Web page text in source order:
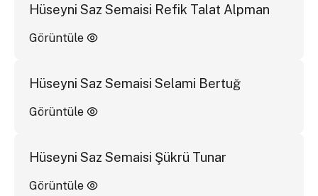
Hüseyni Saz Semaisi Refik Talat Alpman
Görüntüle
Hüseyni Saz Semaisi Selami Bertuğ
Görüntüle
Hüseyni Saz Semaisi Şükrü Tunar
Görüntüle